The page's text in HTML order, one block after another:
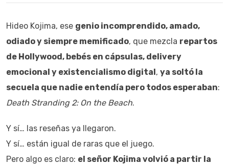
Hideo Kojima, ese genio incomprendido, amado,
odiado y siempre memificado, que mezcla repartos
de Hollywood, bebés en cápsulas, delivery
emocional y existencialismo digital , ya soltó la
secuela que nadie entendía pero todos esperaban:
Death Stranding 2: On the Beach.
Y sí… las reseñas ya llegaron.
Y sí… están igual de raras que el juego.
Pero algo es claro: el señor Kojima volvió a partir la